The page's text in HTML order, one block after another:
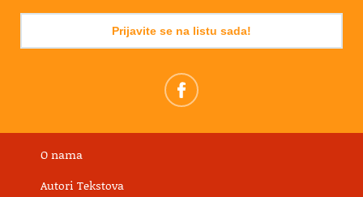
Prijavite se na listu sada!
O nama
Autori Tekstova